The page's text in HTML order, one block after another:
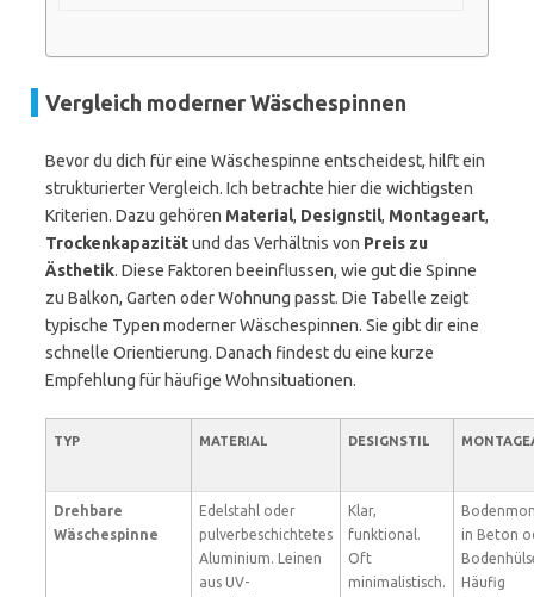
Vergleich moderner Wäschespinnen
Bevor du dich für eine Wäschespinne entscheidest, hilft ein
strukturierter Vergleich. Ich betrachte hier die wichtigsten
Kriterien. Dazu gehören Material, Designstil, Montageart,
Trockenkapazitätund das Verhältnis von Preis zu
Ästhetik. Diese Faktoren beeinflussen, wie gut die Spinne
zu Balkon, Garten oder Wohnung passt. Die Tabelle zeigt
typische Typen moderner Wäschespinnen. Sie gibt dir eine
schnelle Orientierung. Danach findest du eine kurze
Empfehlung für häufige Wohnsituationen.
TYP MATERIAL DESIGNSTIL
Drehbare
Wäschespinne
Edelstahl oder
pulverbeschichtetes
Aluminium. Leinen
aus UV-
Klar,
funktional.
Oft
minimalistisch.
in Beton
Häufig